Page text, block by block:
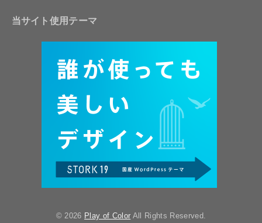
当サイト使用テーマ
© 2026 Play of Color All Rights Reserved.